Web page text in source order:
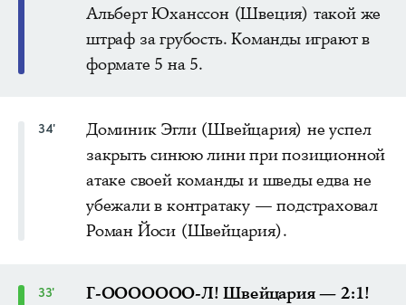
Альберт Юханссон (Швеция) такой же
штраф за грубость. Команды играют в
формате 5 на 5.
34'
Доминик Эгли (Швейцария) не успел
закрыть синюю лини при позиционной
атаке своей команды и шведы едва не
убежали в контратаку — подстраховал
Роман Йоси (Швейцария).
33'
Г-ООООООО-Л! Швейцария — 2:1!